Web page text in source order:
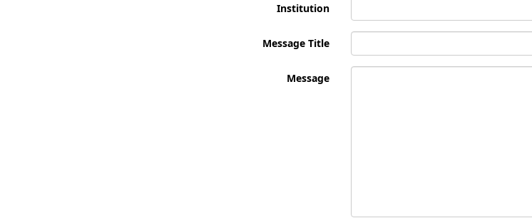
Institution
Message Title
Message